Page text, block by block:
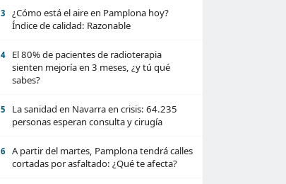
3
¿Cómo está el aire en Pamplona hoy?
Índice de calidad: Razonable
4
El 80% de pacientes de radioterapia
sienten mejoría en 3 meses, ¿y tú qué
sabes?
5
La sanidad en Navarra en crisis: 64.235
personas esperan consulta y cirugía
6
A partir del martes, Pamplona tendrá calles
cortadas por asfaltado: ¿Qué te afecta?